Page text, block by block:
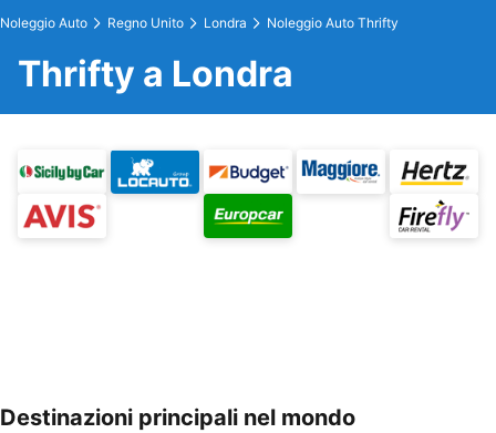
Noleggio Auto Regno Unito Londra Noleggio Auto Thrifty
Thrifty a Londra
Destinazioni principali nel mondo